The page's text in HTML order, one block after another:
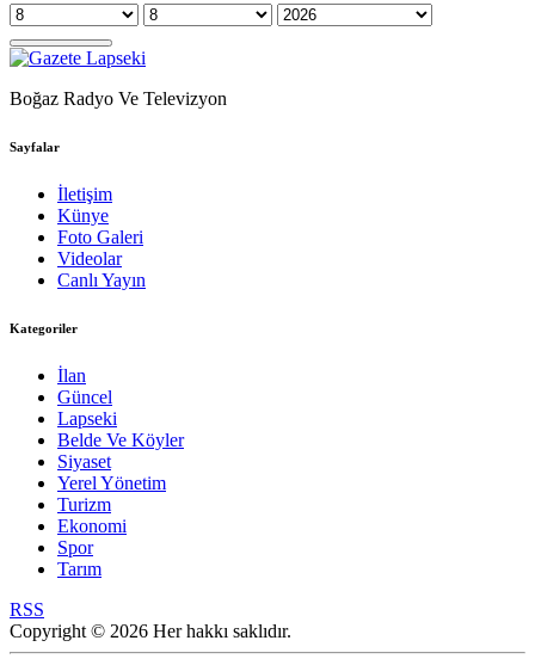
Boğaz Radyo Ve Televizyon
Sayfalar
İletişim
Künye
Foto Galeri
Videolar
Canlı Yayın
Kategoriler
İlan
Güncel
Lapseki
Belde Ve Köyler
Siyaset
Yerel Yönetim
Turizm
Ekonomi
Spor
Tarım
RSS
Copyright © 2026 Her hakkı saklıdır.